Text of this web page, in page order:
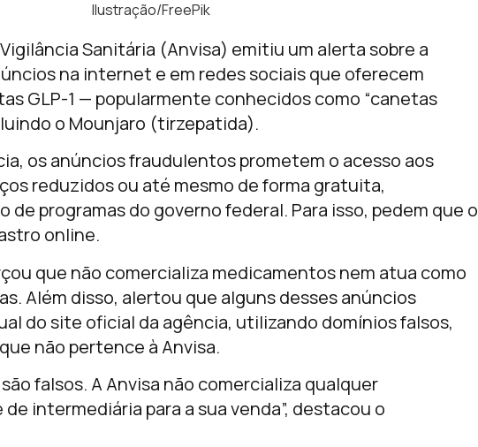
Ilustração/FreePik
Sanitária (Anvisa) emitiu um alerta sobre a
na internet e em redes sociais que oferecem
GLP-1 — popularmente conhecidos como “canetas
o Mounjaro (tirzepatida).
os anúncios fraudulentos prometem o acesso aos
reduzidos ou até mesmo de forma gratuita,
de programas do governo federal. Para isso, pedem que o
online.
que não comercializa medicamentos nem atua como
Além disso, alertou que alguns desses anúncios
do site oficial da agência, utilizando domínios falsos,
não pertence à Anvisa.
falsos. A Anvisa não comercializa qualquer
intermediária para a sua venda”, destacou o